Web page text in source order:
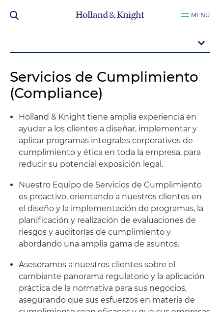
MENÚ
Servicios de Cumplimiento
(Compliance)
Holland & Knight tiene amplia experiencia en
ayudar a los clientes a diseñar, implementar y
aplicar programas integrales corporativos de
cumplimiento y ética en toda la empresa, para
reducir su potencial exposición legal.
Nuestro Equipo de Servicios de Cumplimiento
es proactivo, orientando a nuestros clientes en
el diseño y la implementación de programas, la
planificación y realización de evaluaciones de
riesgos y auditorías de cumplimiento y
abordando una amplia gama de asuntos.
Asesoramos a nuestros clientes sobre el
cambiante panorama regulatorio y la aplicación
práctica de la normativa para sus negocios,
asegurando que sus esfuerzos en materia de